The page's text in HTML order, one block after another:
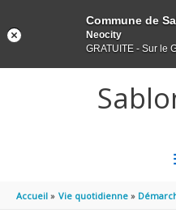
Accueil Vie quotidienne
Commune de
Neocity
GRATUITE - Sur le